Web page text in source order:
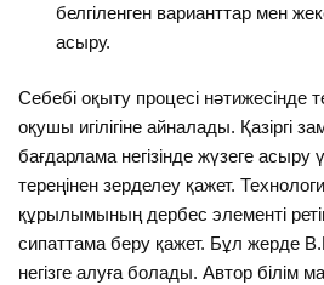
белгіленген варианттар мен
асыру.
Себебі оқыту процесі нәтижесінде
оқушы игілігіне айналады. Қазіргі
бағдарлама негізінде жүзеге
тереңінен зерделеу қажет.
құрылымының дербес элементі
сипаттама беру қажет. Бұл жерде
негізге алуға болады. Автор білім